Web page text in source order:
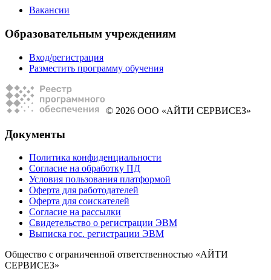
Вакансии
Образовательным учреждениям
Вход/регистрация
Разместить программу обучения
© 2026 ООО «АЙТИ СЕРВИСЕЗ»
Документы
Политика конфиденциальности
Согласие на обработку ПД
Условия пользования платформой
Оферта для работодателей
Оферта для соискателей
Согласие на рассылки
Свидетельство о регистрации ЭВМ
Выписка гос. регистрации ЭВМ
Общество с ограниченной ответственностью «АЙТИ
СЕРВИСЕЗ»